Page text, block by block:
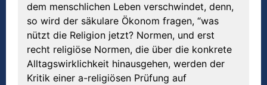
dem menschlichen Leben verschwindet, denn,
so wird der säkulare Ökonom fragen, “was
nützt die Religion jetzt? Normen, und erst
recht religiöse Normen, die über die konkrete
Alltagswirklichkeit hinausgehen, werden der
Kritik einer a-religiösen Prüfung auf